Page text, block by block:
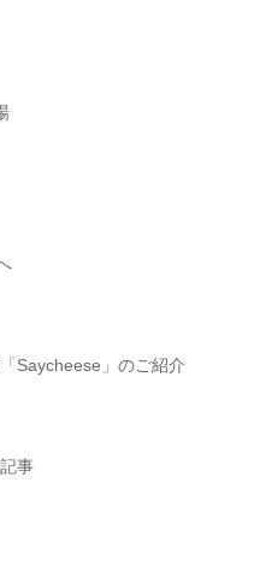
Saycheese」のご紹介
事